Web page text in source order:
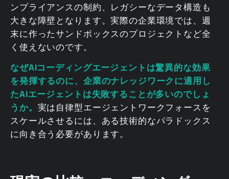
ンプライアンスの制約、レガシーなデータ構造も
大きな障壁となります。実際の企業環境では、週
末に作ったサンドボックスのプロジェクトなど全
く使えないのです。
なぜAIコーディングエージェントは驚異的な効果
を発揮するのに、企業のナレッジワークに適用し
たAIエージェントは失敗することが多いのでしょ
うか。 実は自律型エージェントワークフォースを
スケールさせるには、ある技術的なパラドックス
に向き合う必要があります。